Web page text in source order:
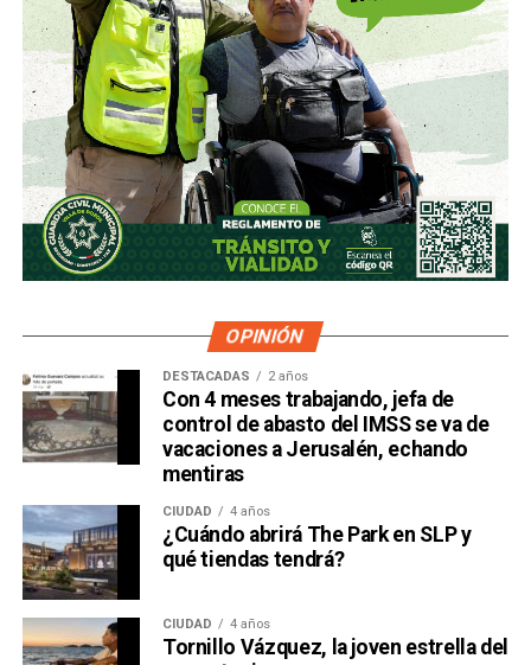
OPINIÓN
DESTACADAS 2 años
Con 4 meses trabajando, jefa de
control de abasto del IMSS se va de
vacaciones a Jerusalén, echando
mentiras
CIUDAD 4 años
¿Cuándo abrirá The Park en SLP y
qué tiendas tendrá?
CIUDAD 4 años
Tornillo Vázquez, la joven estrella del